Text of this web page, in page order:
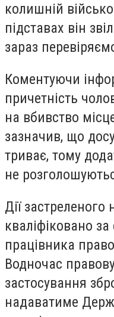
колишній
підставах він
зараз
Коментуючи
причетність
на вбивство
зазначив, що
триває, тому
не
Дії
кваліфіковано
працівника
Водночас
застосування
надаватиме